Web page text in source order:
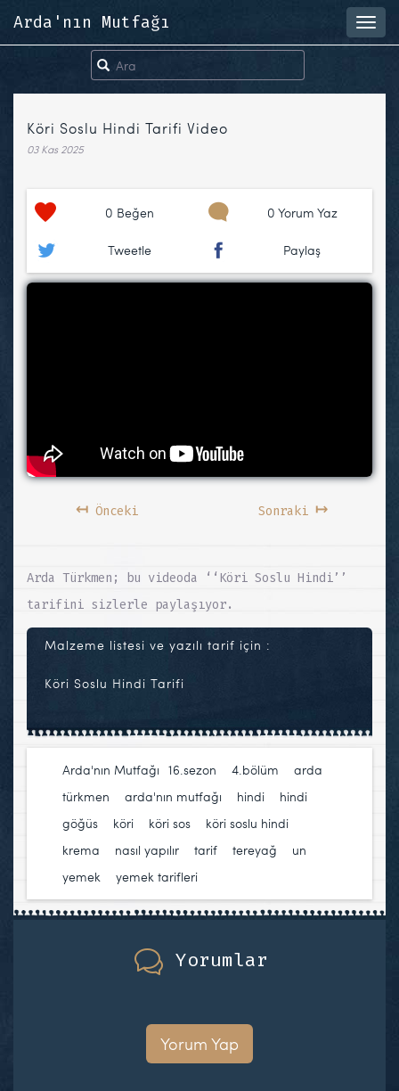
Arda'nın Mutfağı
Köri Soslu Hindi Tarifi Video
03 Kas 2025
0 Beğen 0 Yorum Yaz
Tweetle Paylaş
↤Önceki Sonraki ↦
Arda Türkmen; bu videoda ‘‘Köri Soslu Hindi’’
tarifini sizlerle paylaşıyor.
Malzeme listesi ve yazılı tarif için :
Köri Soslu Hindi Tarifi
Arda'nın Mutfağı 16.sezon 4.bölüm
arda
türkmen
arda'nın mutfağı hindi
hindi
göğüs
köri köri sos köri soslu hindi
krema
nasıl yapılır tarif tereyağ un
yemek
yemek tarifleri
Yorumlar
Yorum Yap